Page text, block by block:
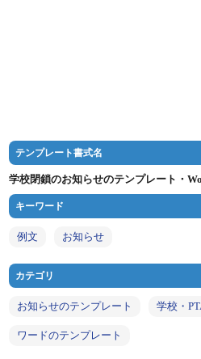
テンプレート書式名
学校閉鎖のお知らせのテンプレート・
キーワード
例文 お知らせ
カテゴリ
お知らせのテンプレート 学校・
ワードのテンプレート